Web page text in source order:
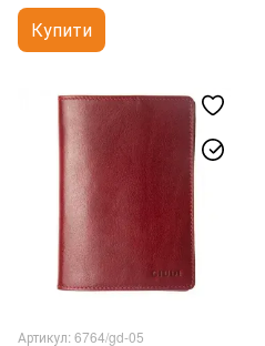
Купити
Артикул: 6764/gd-05